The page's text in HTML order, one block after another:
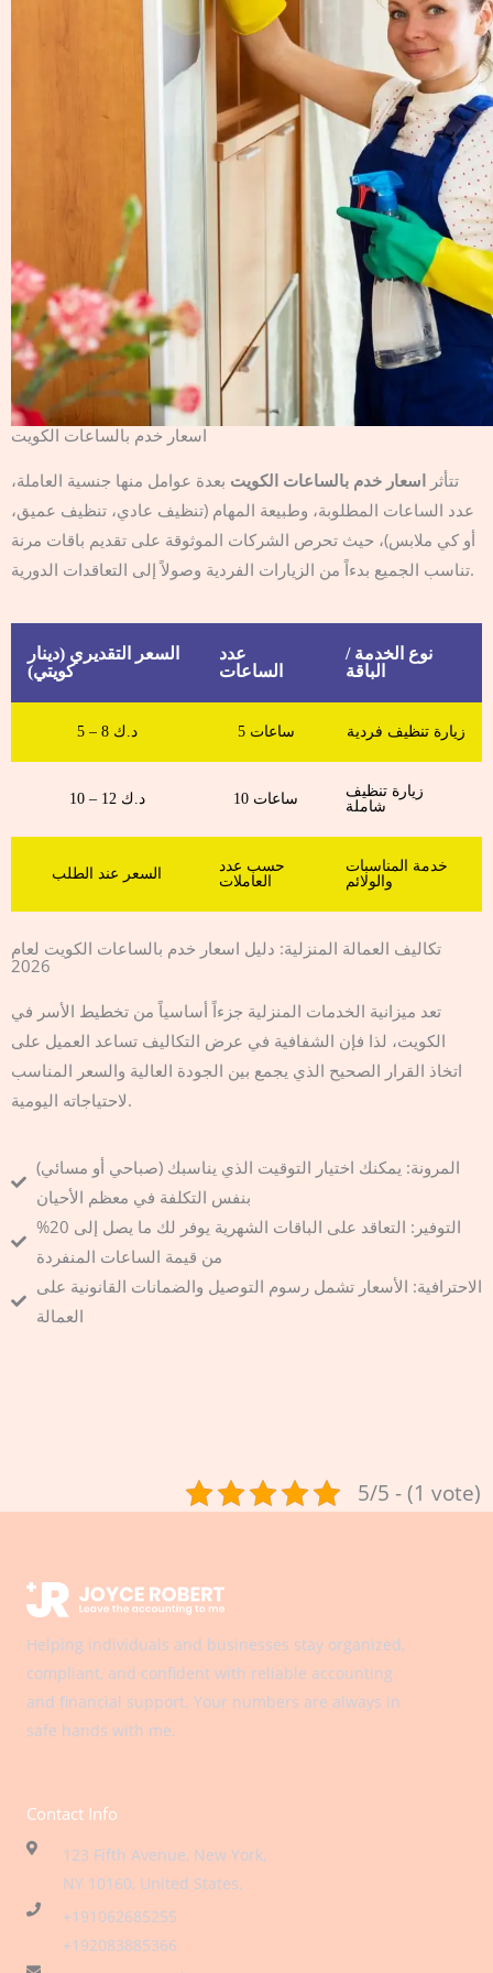
اسعار خدم بالساعات الكويت
تتأثر اسعار خدم بالساعات الكويت بعدة عوامل منها جنسية العاملة،
عدد الساعات المطلوبة، وطبيعة المهام (تنظيف عادي، تنظيف عميق،
أو كي ملابس)، حيث تحرص الشركات الموثوقة على تقديم باقات مرنة
تناسب الجميع بدءاً من الزيارات الفردية وصولاً إلى التعاقدات الدورية.
السعر التقديري (دينار
كويتي)
عدد
الساعات
نوع الخدمة /
الباقة
5 – 8 د.ك 5 ساعات زيارة تنظيف فردية
10 – 12 د.ك 10 ساعات
زيارة تنظيف
شاملة
السعر عند الطلب
حسب عدد
العاملات
خدمة المناسبات
والولائم
تكاليف العمالة المنزلية: دليل اسعار خدم بالساعات الكويت لعام
2026
تعد ميزانية الخدمات المنزلية جزءاً أساسياً من تخطيط الأسر في
الكويت، لذا فإن الشفافية في عرض التكاليف تساعد العميل على
اتخاذ القرار الصحيح الذي يجمع بين الجودة العالية والسعر المناسب
لاحتياجاته اليومية.
المرونة: يمكنك اختيار التوقيت الذي يناسبك (صباحي أو مسائي)
بنفس التكلفة في معظم الأحيان
التوفير: التعاقد على الباقات الشهرية يوفر لك ما يصل إلى 20%
من قيمة الساعات المنفردة
الاحترافية: الأسعار تشمل رسوم التوصيل والضمانات القانونية على
العمالة
5/5 - (1 vote)
Helping individuals and businesses stay organized,
compliant, and confident with reliable accounting
and financial support. Your numbers are always in
safe hands with me.
Contact Info
123 Fifth Avenue, New York,
NY 10160, United States​.
+191062685255
+192083885366